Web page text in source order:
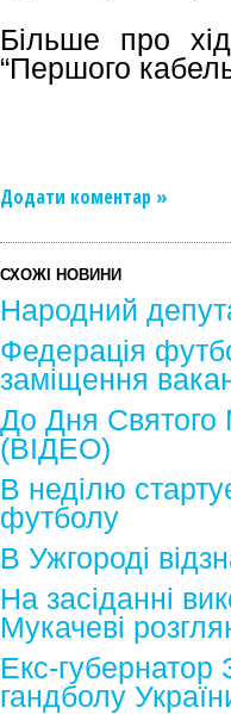
Більше про
“Першого
Додати коментар »
СХОЖІ НОВИНИ
Народний
Федерація
заміщення
До Дня Святого
(ВІДЕО)
В неділю
футболу
В Ужгороді
На засіданні
Мукачеві
Екс-
гандболу